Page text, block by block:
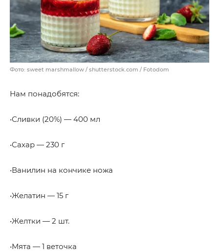
Фото: sweet marshmallow / shutterstock.com / Fotodom
Нам понадобятся:
•Сливки (20%) — 400 мл
•Сахар — 230 г
•Ванилин на кончике ножа
•Желатин — 15 г
•Желтки — 2 шт.
•Мята — 1 веточка